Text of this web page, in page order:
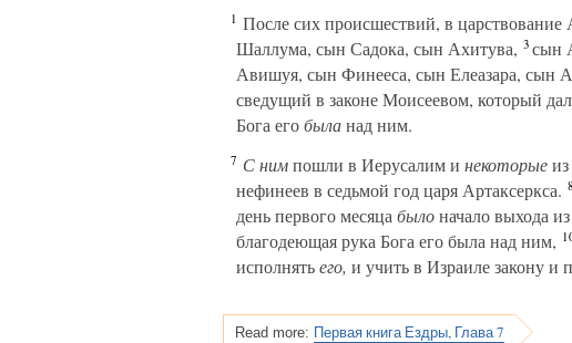
1 После сих происшествий, в
Шаллума, сын Садока, сын Ахитува, 3сын
Авишуя, сын Финееса, сын Елеазара, сын
сведущий в законе Моисеевом, который
Бога егобыланад ним.
7 С нимпошли в Иерусалим и некоторые
нефинеев в седьмой год царя Артаксеркса. 8
день первого месяца былоначало выхода
благодеющая рука Бога его была над ним,
исполнятьего, и учить в Израиле закону и
Read more: Первая книга Ездры, Глава 7